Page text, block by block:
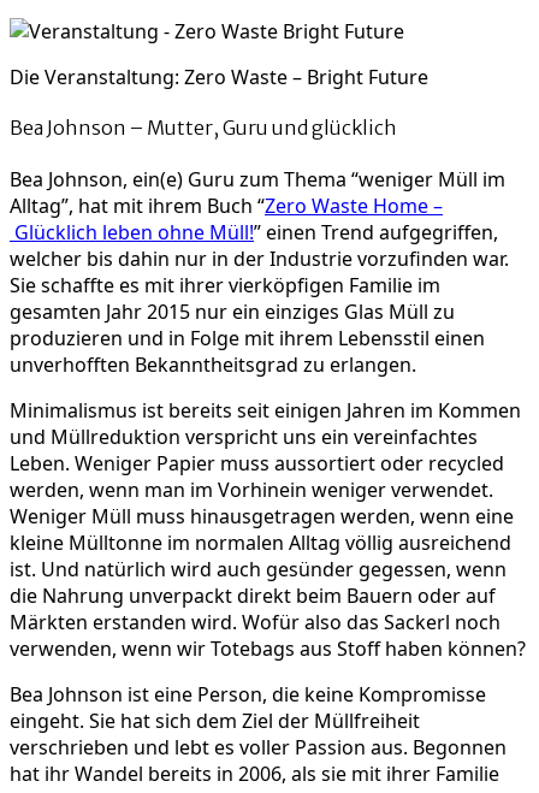
Die Veranstaltung: Zero Waste – Bright Future
Bea Johnson – Mutter, Guru und glücklich
Bea Johnson, ein(e) Guru zum Thema “weniger Müll im
Alltag”, hat mit ihrem Buch “Zero Waste Home –
Glücklich leben ohne Müll!” einen Trend aufgegriffen,
welcher bis dahin nur in der Industrie vorzufinden war.
Sie schaffte es mit ihrer vierköpfigen Familie im
gesamten Jahr 2015 nur ein einziges Glas Müll zu
produzieren und in Folge mit ihrem Lebensstil einen
unverhofften Bekanntheitsgrad zu erlangen.
Minimalismus ist bereits seit einigen Jahren im Kommen
und Müllreduktion verspricht uns ein vereinfachtes
Leben. Weniger Papier muss aussortiert oder recycled
werden, wenn man im Vorhinein weniger verwendet.
Weniger Müll muss hinausgetragen werden, wenn eine
kleine Mülltonne im normalen Alltag völlig ausreichend
ist. Und natürlich wird auch gesünder gegessen, wenn
die Nahrung unverpackt direkt beim Bauern oder auf
Märkten erstanden wird. Wofür also das Sackerl noch
verwenden, wenn wir Totebags aus Stoff haben können?
Bea Johnson ist eine Person, die keine Kompromisse
eingeht. Sie hat sich dem Ziel der Müllfreiheit
verschrieben und lebt es voller Passion aus. Begonnen
hat ihr Wandel bereits in 2006, als sie mit ihrer Familie